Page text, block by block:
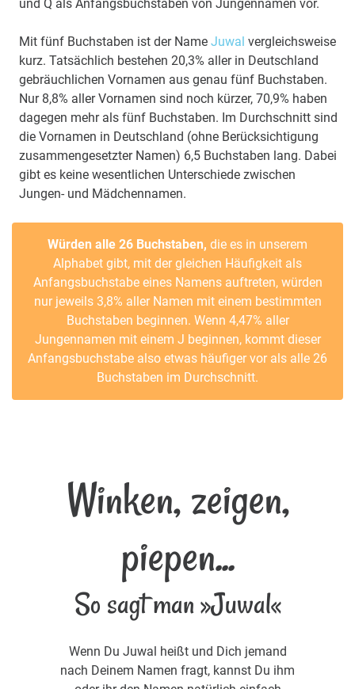
und Q als Anfangsbuchstaben von Jungennamen vor.
Mit fünf Buchstaben ist der Name Juwal vergleichsweise
kurz. Tatsächlich bestehen 20,3% aller in Deutschland
gebräuchlichen Vornamen aus genau fünf Buchstaben.
Nur 8,8% aller Vornamen sind noch kürzer, 70,9% haben
dagegen mehr als fünf Buchstaben. Im Durchschnitt sind
die Vornamen in Deutschland (ohne Berücksichtigung
zusammengesetzter Namen) 6,5 Buchstaben lang. Dabei
gibt es keine wesentlichen Unterschiede zwischen
Jungen- und Mädchennamen.
Würden alle 26 Buchstaben, die es in unserem
Alphabet gibt, mit der gleichen Häufigkeit als
Anfangsbuchstabe eines Namens auftreten, würden
nur jeweils 3,8% aller Namen mit einem bestimmten
Buchstaben beginnen. Wenn 4,47% aller
Jungennamen mit einem J beginnen, kommt dieser
Anfangsbuchstabe also etwas häufiger vor als alle 26
Buchstaben im Durchschnitt.
Winken, zeigen,
piepen...
So sagt man »Juwal«
Wenn Du Juwal heißt und Dich jemand
nach Deinem Namen fragt, kannst Du ihm